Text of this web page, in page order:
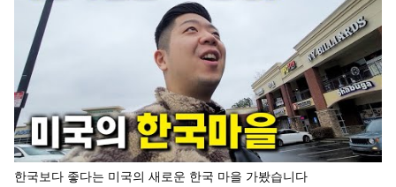
한국보다 좋다는 미국의 새로운 한국 마을 가봤습니다